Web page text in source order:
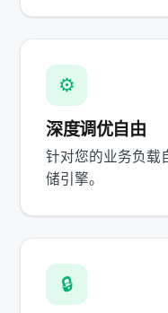
⚙️
深度调优自由
针对您的业务负载
储引擎。
🔒